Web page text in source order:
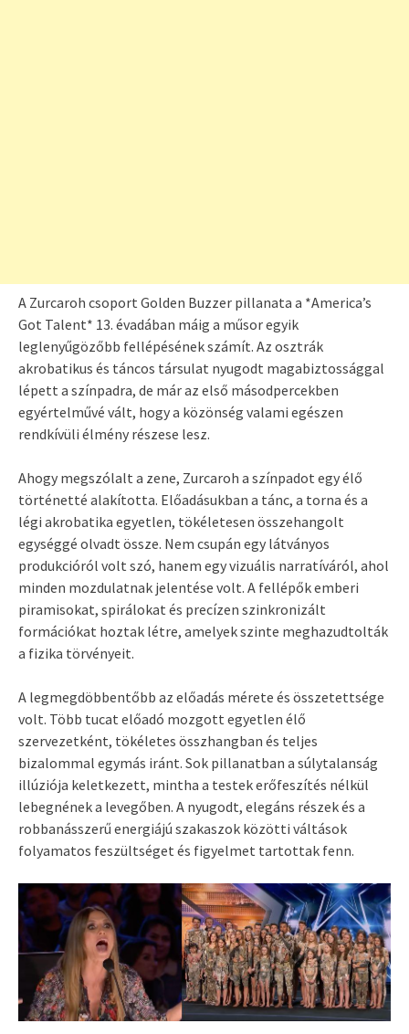
A Zurcaroh csoport Golden Buzzer pillanata a *America’s
Got Talent* 13. évadában máig a műsor egyik
leglenyűgözőbb fellépésének számít. Az osztrák
akrobatikus és táncos társulat nyugodt magabiztossággal
lépett a színpadra, de már az első másodpercekben
egyértelművé vált, hogy a közönség valami egészen
rendkívüli élmény részese lesz.
Ahogy megszólalt a zene, Zurcaroh a színpadot egy élő
történetté alakította. Előadásukban a tánc, a torna és a
légi akrobatika egyetlen, tökéletesen összehangolt
egységgé olvadt össze. Nem csupán egy látványos
produkcióról volt szó, hanem egy vizuális narratíváról, ahol
minden mozdulatnak jelentése volt. A fellépők emberi
piramisokat, spirálokat és precízen szinkronizált
formációkat hoztak létre, amelyek szinte meghazudtolták
a fizika törvényeit.
A legmegdöbbentőbb az előadás mérete és összetettsége
volt. Több tucat előadó mozgott egyetlen élő
szervezetként, tökéletes összhangban és teljes
bizalommal egymás iránt. Sok pillanatban a súlytalanság
illúziója keletkezett, mintha a testek erőfeszítés nélkül
lebegnének a levegőben. A nyugodt, elegáns részek és a
robbanásszerű energiájú szakaszok közötti váltások
folyamatos feszültséget és figyelmet tartottak fenn.